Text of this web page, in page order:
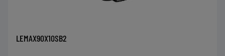
LEMAX90X10SB2